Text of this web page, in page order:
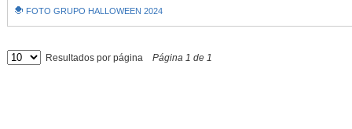
FOTO GRUPO HALLOWEEN 2024
Resultados por página Página 1 de 1